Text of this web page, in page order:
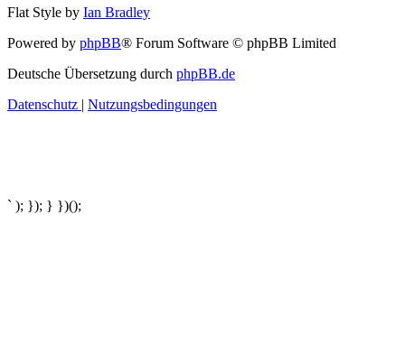
Flat Style by Ian Bradley
Powered by phpBB® Forum Software © phpBB Limited
Deutsche Übersetzung durch phpBB.de
Datenschutz | Nutzungsbedingungen
` ); }); } })();